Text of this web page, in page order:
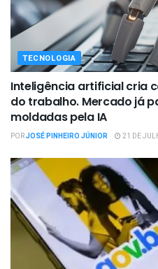
TECNOLOGIA
Inteligência artificial cria
do trabalho. Mercado já
moldadas pela IA
PORJOSÉ PINHEIRO JÚNIOR 21 DE